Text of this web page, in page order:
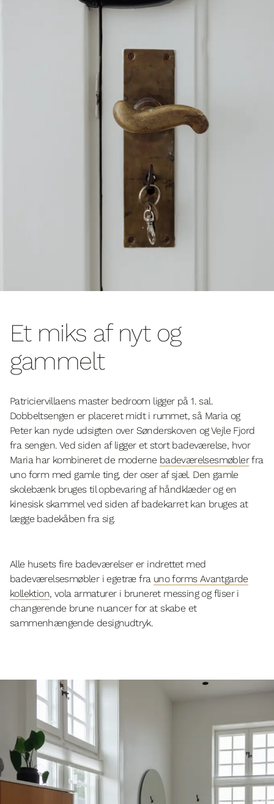
Et miks af nyt og
gammelt
Patriciervillaens master bedroom ligger på 1. sal.
Dobbeltsengen er placeret midt i rummet, så Maria og
Peter kan nyde udsigten over Sønderskoven og Vejle Fjord
fra sengen. Ved siden af ligger et stort badeværelse, hvor
Maria har kombineret de moderne badeværelsesmøblerfra
uno form med gamle ting, der oser af sjæl. Den gamle
skolebænk bruges til opbevaring af håndklæder og en
kinesisk skammel ved siden af badekarret kan bruges at
lægge badekåben fra sig.
Alle husets fire badeværelser er indrettet med
badeværelsesmøbler i egetræ fra uno forms Avantgarde
kollektion, vola armaturer i bruneret messing og fliser i
changerende brune nuancer for at skabe et
sammenhængende designudtryk.